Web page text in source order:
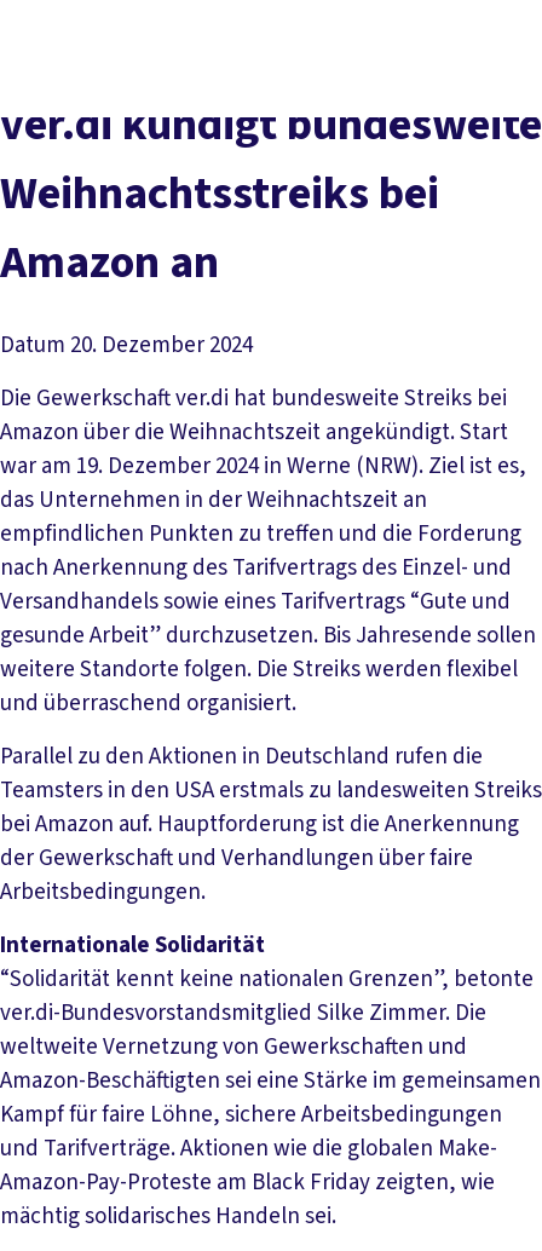
Service
Mitmachen Politik
ver.di kündigt bundesweite
Weihnachtsstreiks bei
Amazon an
Datum 20. Dezember 2024
Die Gewerkschaft ver.di hat bundesweite Streiks bei
Amazon über die Weihnachtszeit angekündigt. Start
war am 19. Dezember 2024 in Werne (NRW). Ziel ist es,
das Unternehmen in der Weihnachtszeit an
empfindlichen Punkten zu treffen und die Forderung
nach Anerkennung des Tarifvertrags des Einzel- und
Versandhandels sowie eines Tarifvertrags “Gute und
gesunde Arbeit” durchzusetzen. Bis Jahresende sollen
weitere Standorte folgen. Die Streiks werden flexibel
und überraschend organisiert.
Parallel zu den Aktionen in Deutschland rufen die
Teamsters in den USA erstmals zu landesweiten Streiks
bei Amazon auf. Hauptforderung ist die Anerkennung
der Gewerkschaft und Verhandlungen über faire
Arbeitsbedingungen.
Internationale Solidarität
“Solidarität kennt keine nationalen Grenzen”, betonte
ver.di-Bundesvorstandsmitglied Silke Zimmer. Die
weltweite Vernetzung von Gewerkschaften und
Amazon-Beschäftigten sei eine Stärke im gemeinsamen
Kampf für faire Löhne, sichere Arbeitsbedingungen
und Tarifverträge. Aktionen wie die globalen Make-
Amazon-Pay-Proteste am Black Friday zeigten, wie
mächtig solidarisches Handeln sei.